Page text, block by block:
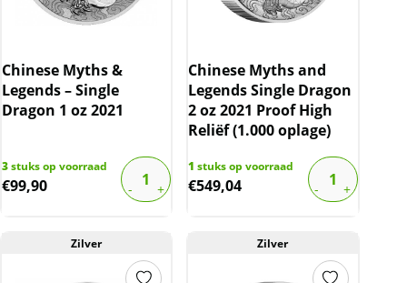
Chinese Myths &
Legends – Single
Dragon 1 oz 2021
3stuks op voorraad
€99,90
Chinese Myths and
Legends Single Dragon
2 oz 2021 Proof High
Reliëf (1.000 oplage)
1 stuks op voorraad
€549,04
Zilver Zilver